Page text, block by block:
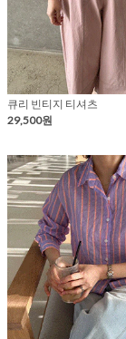
큐리 빈티지 티셔츠
29,500원